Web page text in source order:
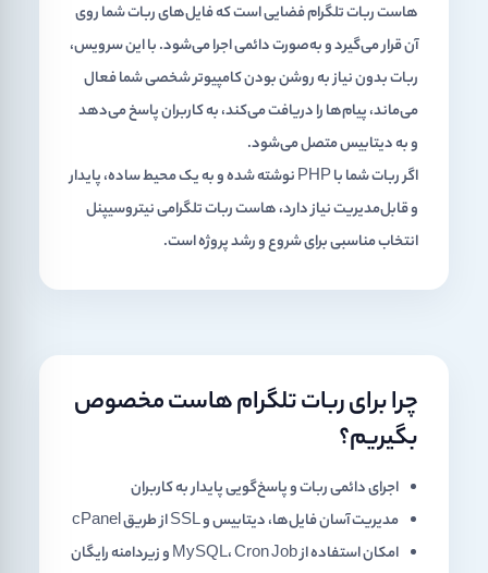
هاست ربات تلگرامفضایی است که فایل‌های ربات شما روی
آن قرار می‌گیرد و به‌صورت دائمی اجرا می‌شود. با این سرویس،
ربات بدون نیاز به روشن بودن کامپیوتر شخصی شما فعال
می‌ماند، پیام‌ها را دریافت می‌کند، به کاربران پاسخ می‌دهد
و به دیتابیس متصل می‌شود.
اگر ربات شما با PHP نوشته شده و به یک محیط ساده، پایدار
و قابل‌مدیریت نیاز دارد،هاست ربات تلگرامینیتروسیپنل
انتخاب مناسبی برای شروع و رشد پروژه است.
چرا برای ربات تلگرام هاست مخصوص
بگیریم؟
اجرای دائمی ربات و پاسخ‌گویی پایدار به کاربران
مدیریت آسان فایل‌ها، دیتابیس و SSL از طریق cPanel
امکان استفاده از MySQL، Cron Job و زیر‌دامنه رایگان